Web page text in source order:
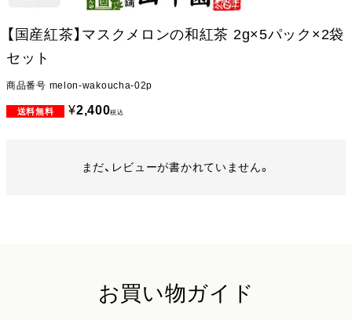
【国産紅茶】マスクメロンの和紅茶 2g×5パック×2袋
セット
商品番号 melon-wakoucha-02p
¥2,400税込
まだ、レビューが書かれていません。
お買い物ガイド